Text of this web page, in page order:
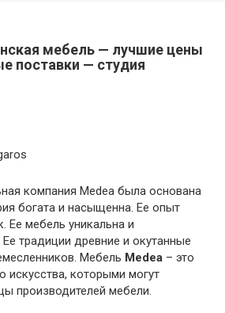
мебель — лучшие цены
поставки — студия
компания Medea была основана
богата и насыщенна. Ее опыт
Ее мебель уникальна и
традиции древние и окутанные
Мебель Medea – это
искусства, которыми могут
производителей мебели.